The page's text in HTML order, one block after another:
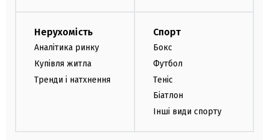
Нерухомість
Аналітика ринку
Купівля житла
Тренди і натхнення
Спорт
Бокс
Футбол
Теніс
Біатлон
Інші види спорту